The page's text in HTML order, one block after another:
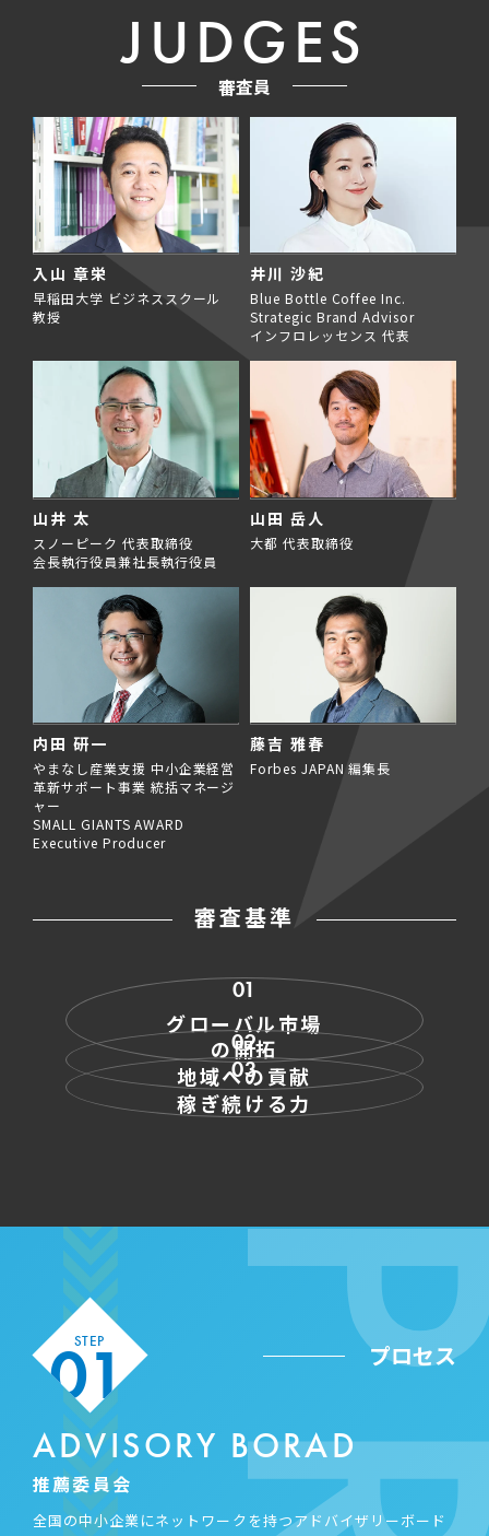
JUDGES
審査員
入山 章栄
早稲田大学 ビジネススクール
教授
井川 沙紀
Blue Bottle Coffee Inc.
Strategic Brand Advisor
インフロレッセンス 代表
山井 太
スノーピーク 代表取締役
会長執行役員兼社長執行役員
山田 岳人
大都 代表取締役
内田 研一
やまなし産業支援 中小企業経営
革新サポート事業 統括マネージ
ャー
SMALL GIANTS AWARD
Executive Producer
藤吉 雅春
Forbes JAPAN 編集長
審査基準
01
グローバル市場
の開拓
02
地域への貢献
03
稼ぎ続ける力
プロセス
STEP
01
ADVISORY BORAD
推薦委員会
全国の中小企業にネットワークを持つアドバイザリーボード